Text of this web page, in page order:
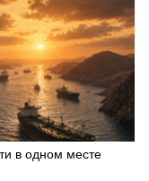
в одном месте